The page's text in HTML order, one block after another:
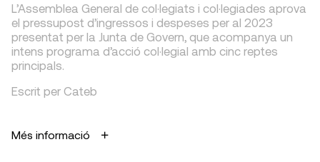
L’Assemblea General de col·legiats i col·legiades aprova
el pressupost d’ingressos i despeses per al 2023
presentat per la Junta de Govern, que acompanya un
intens programa d’acció col·legial amb cinc reptes
principals.
Escrit per Cateb
Més informació